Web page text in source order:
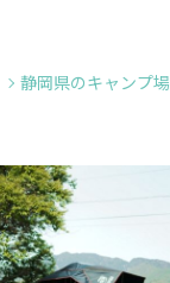
静岡県のキャンプ場